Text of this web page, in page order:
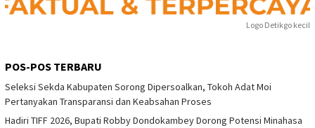
Logo Detikgo kecil
POS-POS TERBARU
Seleksi Sekda Kabupaten Sorong Dipersoalkan, Tokoh Adat Moi
Pertanyakan Transparansi dan Keabsahan Proses
Hadiri TIFF 2026, Bupati Robby Dondokambey Dorong Potensi Minahasa